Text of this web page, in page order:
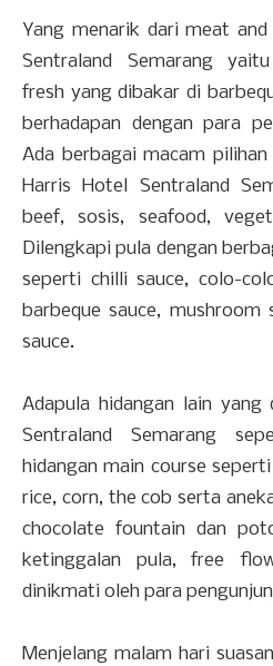
Yang menarik dari meat
Sentraland Semarang
fresh yang dibakar di
berhadapan dengan para
Ada berbagai macam
Harris Hotel Sentraland
beef, sosis, seafood,
Dilengkapi pula dengan
seperti chilli sauce, colo-
barbeque sauce, mushroom
sauce.
Adapula hidangan lain
Sentraland Semarang
hidangan main course
rice, corn, the cob serta
chocolate fountain dan
ketinggalan pula, free
dinikmati oleh para
Menjelang malam hari